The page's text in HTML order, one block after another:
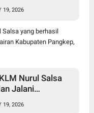
dan Nurmi
19, 2026
Salsa yang berhasil
Kabupaten Pangkep,
Nurul Salsa
Jalani
19, 2026